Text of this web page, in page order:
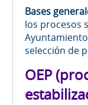
Bases
los procesos
selección de
OEP